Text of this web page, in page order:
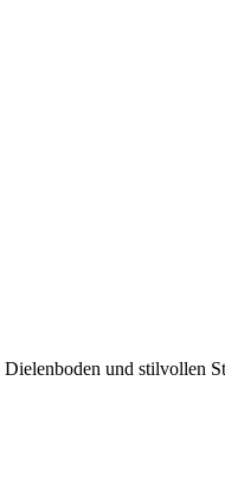
und stilvollen